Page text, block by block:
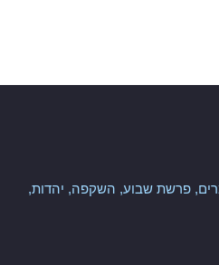
פרשת שבוע, השקפה, יהדות,